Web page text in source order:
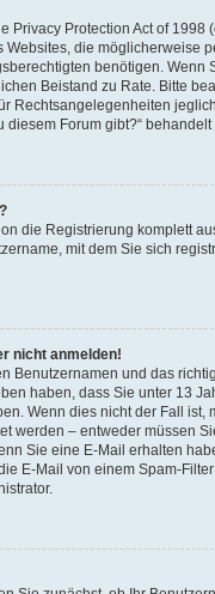
Privacy Protection Act of
Websites, die
benötigen.
Beistand zu Rate. Bitte
Rechtsangelegenheiten
diesem Forum gibt?“
die Registrierung komplett
mit dem Sie sich
nicht anmelden!
Benutzernamen und das
haben, dass Sie unter 13
Wenn dies nicht der Fall
werden – entweder müssen
Sie eine E-Mail erhalten
E-Mail von einem Spam-